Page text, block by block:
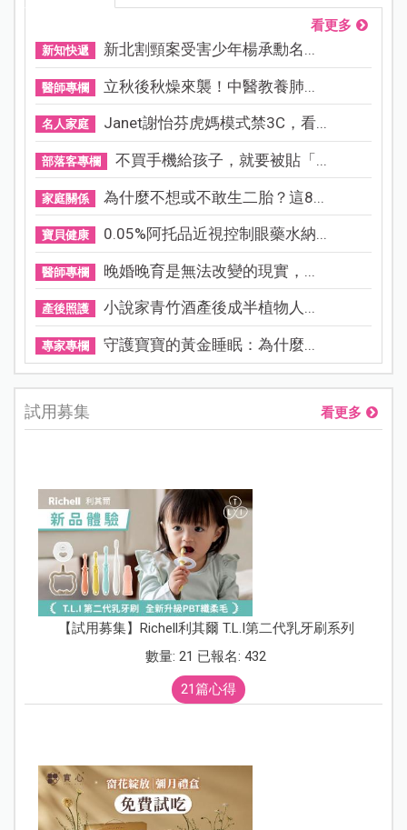
看更多
新知快遞 新北割頸案受害少年楊承勳名...
醫師專欄 立秋後秋燥來襲！中醫教養肺...
名人家庭 Janet謝怡芬虎媽模式禁3C，看...
部落客專欄 不買手機給孩子，就要被貼「...
家庭關係 為什麼不想或不敢生二胎？這8...
寶貝健康 0.05%阿托品近視控制眼藥水納...
醫師專欄 晚婚晚育是無法改變的現實，...
產後照護 小說家青竹酒產後成半植物人...
專家專欄 守護寶寶的黃金睡眠：為什麼...
試用募集 看更多
【試用募集】Richell利其爾 T.L.I第二代乳牙刷系列
數量: 21 已報名: 432
21篇心得